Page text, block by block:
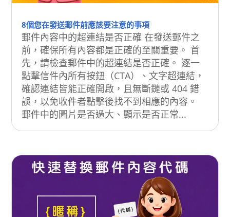
8個您在發送郵件前應該要注意的事項
郵件內容中的超連結是否正確 在發送郵件之
前，確保所有內容都是正確的至關重要。 首
先，請檢查郵件中的超連結是否正確。 逐一
點擊信件內所有按鈕（CTA）、文字超連結，
確認連結皆能正確開啟，且無斷鏈或 404 錯
誤，以免收件者點擊後找不到相應的內容。
郵件中的圖片是否過大、顯示是否正常...